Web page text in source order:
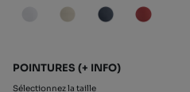
POINTURES (+ INFO)
Sélectionnez la taille